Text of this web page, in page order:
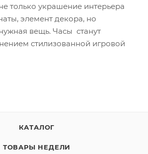
только украшение интерьера
элемент декора, но
вещь. Часы станут
стилизованной игровой
КАТАЛОГ
ТОВАРЫ НЕДЕЛИ